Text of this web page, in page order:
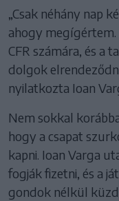
„Csak néhány nap
ahogy megígértem.
CFR számára, és a
dolgok
nyilatkozta Ioan
Nem sokkal
hogy a csapat
kapni. Ioan Varga
fogják fizetni, és a
gondok nélkül